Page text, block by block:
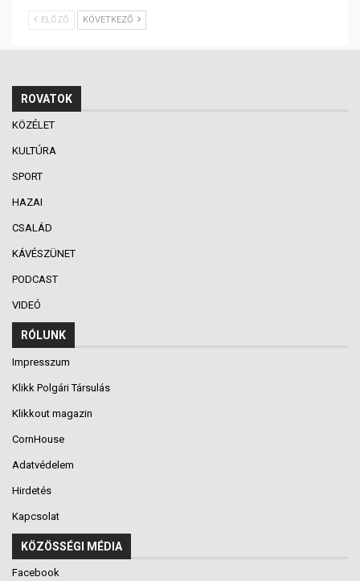
ELŐZŐ KÖVETKEZŐ
ROVATOK
KÖZÉLET
KULTÚRA
SPORT
HAZAI
CSALÁD
KÁVÉSZÜNET
PODCAST
VIDEÓ
RÓLUNK
Impresszum
Klikk Polgári Társulás
Klikkout magazin
CornHouse
Adatvédelem
Hirdetés
Kapcsolat
KÖZÖSSÉGI MÉDIA
Facebook